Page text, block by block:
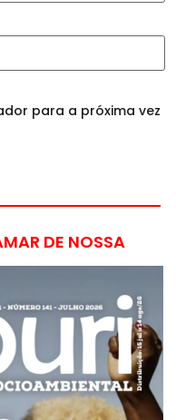
para a próxima vez
DE NOSSA